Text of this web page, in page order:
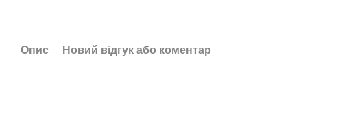
Опис Новий відгук або коментар